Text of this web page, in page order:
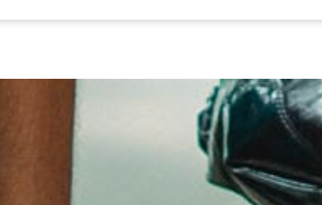
connectés (MELEC)